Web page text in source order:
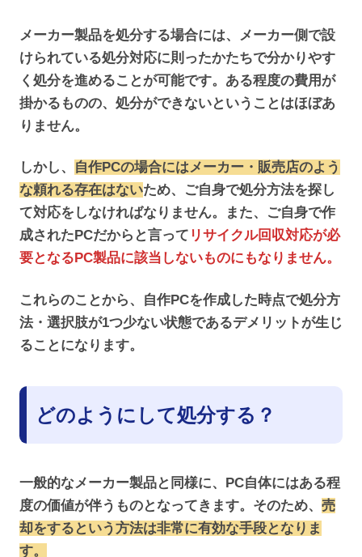
メーカー製品を処分する場合には、メーカー側で設
けられている処分対応に則ったかたちで分かりやす
く処分を進めることが可能です。ある程度の費用が
掛かるものの、処分ができないということはほぼあ
りません。
しかし、
自作PCの場合にはメーカー・販売店のよう
な頼れる存在はないため、ご自身で処分方法を探し
て対応をしなければなりません。また、ご自身で作
成されたPCだからと言って リサイクル回収対応が必
要となるPC製品に該当しないものにもなりません。
これらのことから、自作PCを作成した時点で処分方
法・選択肢が1つ少ない状態であるデメリットが生じ
ることになります。
どのようにして処分する？
一般的なメーカー製品と同様に、PC自体にはある程
度の価値が伴うものとなってきます。そのため、 売
却をするという方法は非常に有効な手段となりま
す。